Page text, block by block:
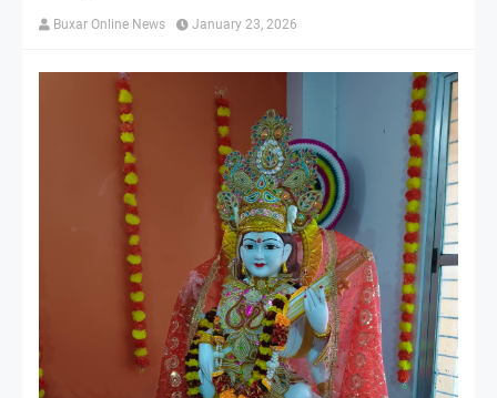
Buxar Online News January 23, 2026